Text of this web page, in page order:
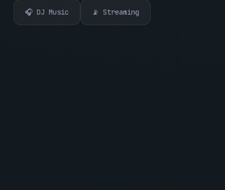
🎧 DJ Music 📡 Streaming